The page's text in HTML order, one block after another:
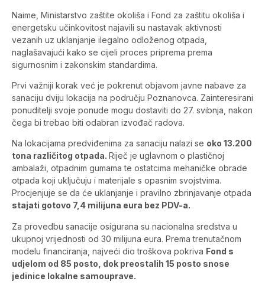
Naime, Ministarstvo zaštite okoliša i Fond za zaštitu okoliša i
energetsku učinkovitost najavili su nastavak aktivnosti
vezanih uz uklanjanje ilegalno odloženog otpada,
naglašavajući kako se cijeli proces priprema prema
sigurnosnim i zakonskim standardima.
Prvi važniji korak već je pokrenut objavom javne nabave za
sanaciju dviju lokacija na području Poznanovca. Zainteresirani
ponuditelji svoje ponude mogu dostaviti do 27. svibnja, nakon
čega bi trebao biti odabran izvođač radova.
Na lokacijama predviđenima za sanaciju nalazi se oko 13.200
tona različitog otpada. Riječ je uglavnom o plastičnoj
ambalaži, otpadnim gumama te ostatcima mehaničke obrade
otpada koji uključuju i materijale s opasnim svojstvima.
Procjenjuje se da će uklanjanje i pravilno zbrinjavanje otpada
stajati gotovo 7,4 milijuna eura bez PDV-a.
Za provedbu sanacije osigurana su nacionalna sredstva u
ukupnoj vrijednosti od 30 milijuna eura. Prema trenutačnom
modelu financiranja, najveći dio troškova pokriva Fond s
udjelom od 85 posto, dok preostalih 15 posto snose
jedinice lokalne samouprave.